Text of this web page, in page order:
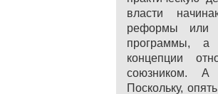
власти
реформы или
программы, а
концепции
союзником.
Поскольку,